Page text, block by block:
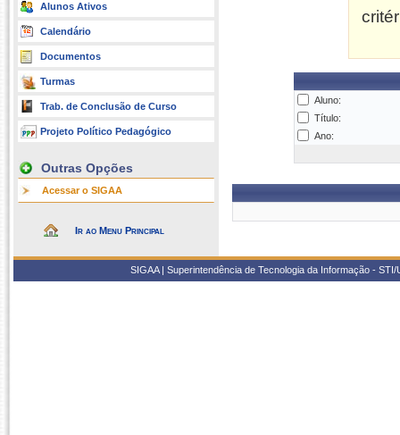
Alunos Ativos
Calendário
Documentos
Turmas
Trab. de Conclusão de Curso
Projeto Político Pedagógico
Outras Opções
Acessar o SIGAA
Ir ao Menu Principal
Aluno:
Título:
Ano:
SIGAA | Superintendência de Tecnologia da Informação -